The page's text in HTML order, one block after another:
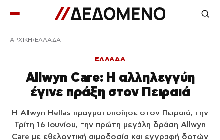
ΑΡΧΙΚΉ ΕΛΛΑΔΑ
ΕΛΛΑΔΑ
Allwyn Care: Η αλληλεγγύη
έγινε πράξη στον Πειραιά
Η Allwyn Hellas πραγματοποίησε στον Πειραιά, την
Τρίτη 16 Ιουνίου, την πρώτη μεγάλη δράση Allwyn
Care με εθελοντική αιμοδοσία και εγγραφή δοτών